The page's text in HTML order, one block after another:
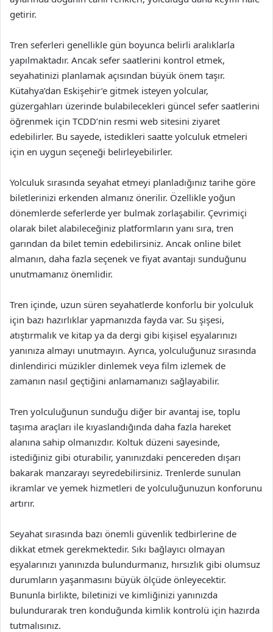
getirir.
Tren seferleri genellikle gün boyunca belirli aralıklarla
yapılmaktadır. Ancak sefer saatlerini kontrol etmek,
seyahatinizi planlamak açısından büyük önem taşır.
Kütahya’dan Eskişehir’e gitmek isteyen yolcular,
güzergahları üzerinde bulabilecekleri güncel sefer saatlerini
öğrenmek için TCDD’nin resmi web sitesini ziyaret
edebilirler. Bu sayede, istedikleri saatte yolculuk etmeleri
için en uygun seçeneği belirleyebilirler.
Yolculuk sırasında seyahat etmeyi planladığınız tarihe göre
biletlerinizi erkenden almanız önerilir. Özellikle yoğun
dönemlerde seferlerde yer bulmak zorlaşabilir. Çevrimiçi
olarak bilet alabileceğiniz platformların yanı sıra, tren
garından da bilet temin edebilirsiniz. Ancak online bilet
almanın, daha fazla seçenek ve fiyat avantajı sunduğunu
unutmamanız önemlidir.
Tren içinde, uzun süren seyahatlerde konforlu bir yolculuk
için bazı hazırlıklar yapmanızda fayda var. Su şişesi,
atıştırmalık ve kitap ya da dergi gibi kişisel eşyalarınızı
yanınıza almayı unutmayın. Ayrıca, yolculuğunuz sırasında
dinlendirici müzikler dinlemek veya film izlemek de
zamanın nasıl geçtiğini anlamamanızı sağlayabilir.
Tren yolculuğunun sunduğu diğer bir avantaj ise, toplu
taşıma araçları ile kıyaslandığında daha fazla hareket
alanına sahip olmanızdır. Koltuk düzeni sayesinde,
istediğiniz gibi oturabilir, yanınızdaki pencereden dışarı
bakarak manzarayı seyredebilirsiniz. Trenlerde sunulan
ikramlar ve yemek hizmetleri de yolculuğunuzun konforunu
artırır.
Seyahat sırasında bazı önemli güvenlik tedbirlerine de
dikkat etmek gerekmektedir. Sıkı bağlayıcı olmayan
eşyalarınızı yanınızda bulundurmanız, hırsızlık gibi olumsuz
durumların yaşanmasını büyük ölçüde önleyecektir.
Bununla birlikte, biletinizi ve kimliğinizi yanınızda
bulundurarak tren konduğunda kimlik kontrolü için hazırda
tutmalısınız.